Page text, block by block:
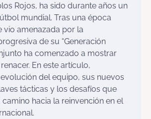
Rojos, ha sido durante años un
mundial. Tras una época
vio amenazada por la
de su “Generación
ha comenzado a mostrar
En este artículo,
del equipo, sus nuevos
tácticas y los desafíos que
hacia la reinvención en el